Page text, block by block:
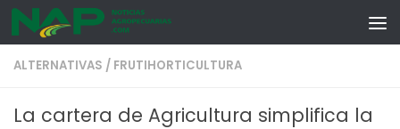
Skip to content
ALTERNATIVAS / FRUTIHORTICULTURA
La cartera de Agricultura simplifica la